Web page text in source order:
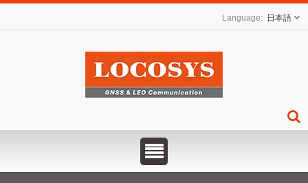
日本語